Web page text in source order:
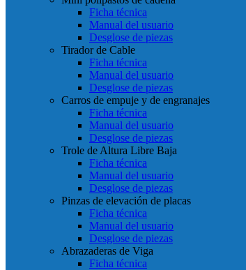
Ficha técnica
Manual del usuario
Desglose de piezas
Tirador de Cable
Ficha técnica
Manual del usuario
Desglose de piezas
Carros de empuje y de engranajes
Ficha técnica
Manual del usuario
Desglose de piezas
Trole de Altura Libre Baja
Ficha técnica
Manual del usuario
Desglose de piezas
Pinzas de elevación de placas
Ficha técnica
Manual del usuario
Desglose de piezas
Abrazaderas de Viga
Ficha técnica